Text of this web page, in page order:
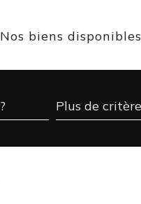
Nos biens disponibles